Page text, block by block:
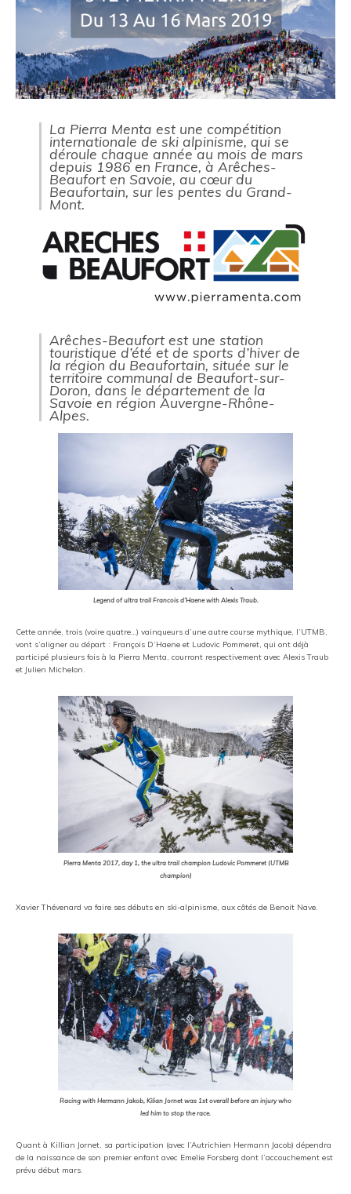
La Pierra Menta est une compétition
internationale de ski alpinisme, qui se
déroule chaque année au mois de mars
depuis 1986 en France, à Arêches-
Beaufort en Savoie, au cœur du
Beaufortain, sur les pentes du Grand-
Mont.
Arêches-Beaufort est une station
touristique d’été et de sports d’hiver de
la région du Beaufortain, située sur le
territoire communal de Beaufort-sur-
Doron, dans le département de la
Savoie en région Auvergne-Rhône-
Alpes.
Legend of ultra trail Francois d’Haene with Alexis Traub.
Cette année, trois (voire quatre…) vainqueurs d’une autre course mythique, l’UTMB,
vont s’aligner au départ : François D’Haene et Ludovic Pommeret, qui ont déjà
participé plusieurs fois à la Pierra Menta, courront respectivement avec Alexis Traub
et Julien Michelon.
Pierra Menta 2017, day 1, the ultra trail champion Ludovic Pommeret (UTMB
champion)
Xavier Thévenard va faire ses débuts en ski-alpinisme, aux côtés de Benoit Nave.
Racing with Hermann Jakob, Kilian Jornet was 1st overall before an injury who
led him to stop the race.
Quant à Killian Jornet, sa participation (avec l’Autrichien Hermann Jacob) dépendra
de la naissance de son premier enfant avec Emelie Forsberg dont l’accouchement est
prévu début mars.